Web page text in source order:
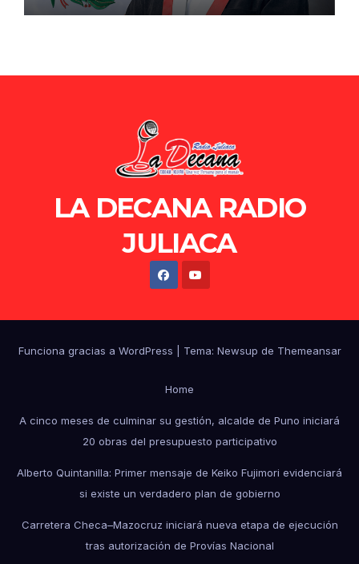
LA DECANA RADIO
JULIACA
Funciona gracias a WordPress Tema: Newsup de Themeansar
Home
A cinco meses de culminar su gestión, alcalde de Puno iniciará
20 obras del presupuesto participativo
Alberto Quintanilla: Primer mensaje de Keiko Fujimori evidenciará
si existe un verdadero plan de gobierno
Carretera Checa–Mazocruz iniciará nueva etapa de ejecución
tras autorización de Provías Nacional